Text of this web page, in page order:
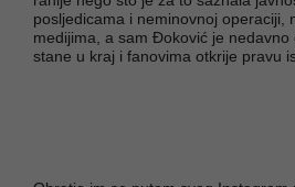
posljedicama i neminovnoj operaciji,
medijima, a sam Đoković je
stane u kraj i fanovima otkrije pravu